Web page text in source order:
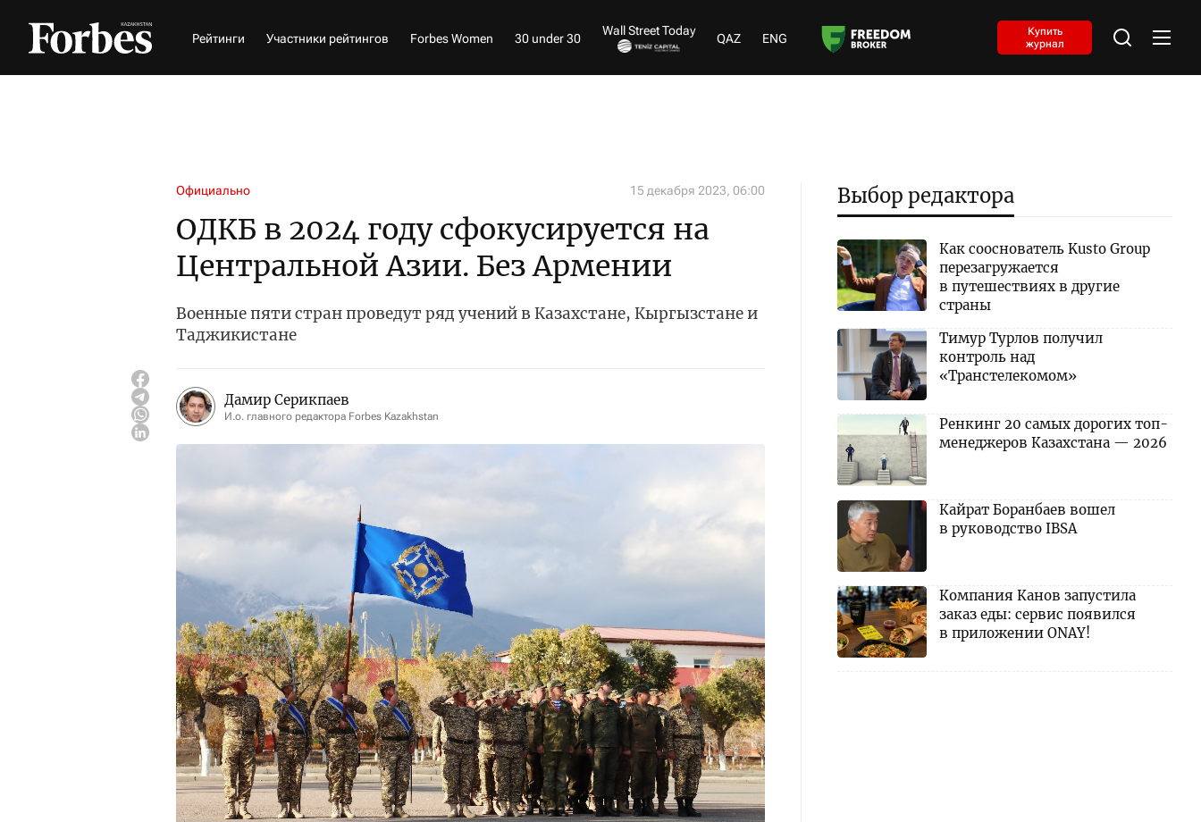
Рейтинги Участники рейтингов Forbes Women 30 under 30
Wall Street Today
QAZ ENG
Купить
журнал
Официально 15 декабря 2023, 06:00
ОДКБ в 2024 году сфокусируется на
Центральной Азии. Без Армении
Военные пяти стран проведут ряд учений в Казахстане, Кыргызстане и
Таджикистане
Дамир Серикпаев
И.о. главного редактора Forbes Kazakhstan
Выбор редактора
Как сооснователь Kusto Group
перезагружается
в путешествиях в другие
страны
Тимур Турлов получил
контроль над
«Транстелекомом»
Ренкинг 20 самых дорогих топ-
менеджеров Казахстана — 2026
Кайрат Боранбаев вошел
в руководство IBSA
Компания Канов запустила
заказ еды: сервис появился
в приложении ONAY!